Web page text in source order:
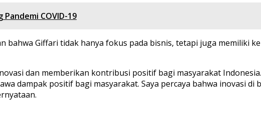
COVID-19
bahwa Giffari tidak hanya fokus pada bisnis, tetapi juga memiliki
dan memberikan kontribusi positif bagi masyarakat
dampak positif bagi masyarakat. Saya percaya bahwa inovasi di